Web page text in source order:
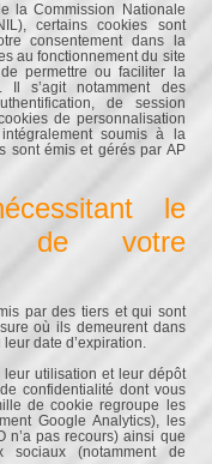
la Commission Nationale
certains cookies sont
consentement dans la
au fonctionnement du site
permettre ou faciliter la
Il s’agit notamment des
de session
de personnalisation
soumis à la
sont émis et gérés par AP
le
de votre
par des tiers et qui sont
où ils demeurent dans
date d’expiration.
leur utilisation et leur dépôt
confidentialité dont vous
de cookie regroupe les
Google Analytics), les
n’a pas recours) ainsi que
(notamment de